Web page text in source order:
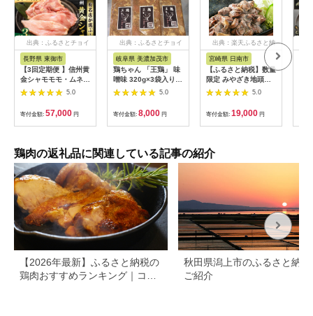
出典：ふるさとチョイ
長野県 東御市
【3回定期便 】信州黄
金シャモモモ・ムネ肉
セット
5.0
寄付金額: 57,000 円
出典：ふるさとチョイ
岐阜県 美濃加茂市
鶏ちゃん 「王鶏」 味
噌味 320g×3袋入り |
美濃守鶏介 国産 鶏肉
冷凍 みそ 郷土料理
M08S53
5.0
寄付金額: 8,000 円
出典：楽天ふるさと納
宮崎県 日南市
【ふるさと納税】数量
限定 みやざき地頭鶏
厳選 もも肉 炭火焼き
計600g 鶏肉 チキン
地鶏 惣菜 国産 食品
おかず おつまみ お弁
当 ブランド おうち時
ク 小分け おすそ分け
お取り寄せ グルメ
5.0
寄付金額: 19,000 円
鶏肉の返礼品に関連している記事の紹介
【2026年最新】ふるさと納税の
鶏肉おすすめランキング｜コス
秋田県潟上市のふるさと納税
ご紹介